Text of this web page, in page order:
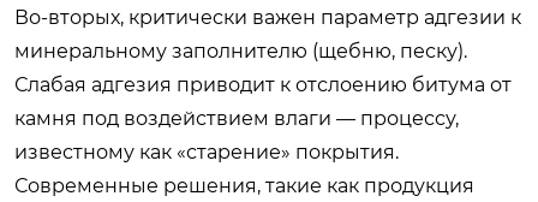
Во-вторых, критически важен параметр адгезии к
минеральному заполнителю (щебню, песку).
Слабая адгезия приводит к отслоению битума от
камня под воздействием влаги — процессу,
известному как «старение» покрытия.
Современные решения, такие как продукция